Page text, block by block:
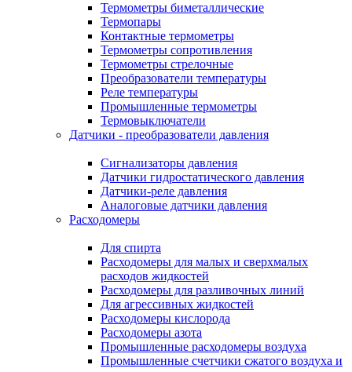
Термометры биметаллические
Термопары
Контактные термометры
Термометры сопротивления
Термометры стрелочные
Преобразователи температуры
Реле температуры
Промышленные термометры
Термовыключатели
Датчики - преобразователи давления
Сигнализаторы давления
Датчики гидростатического давления
Датчики-реле давления
Аналоговые датчики давления
Расходомеры
Для спирта
Расходомеры для малых и сверхмалых
расходов жидкостей
Расходомеры для разливочных линий
Для агрессивных жидкостей
Расходомеры кислорода
Расходомеры азота
Промышленные расходомеры воздуха
Промышленные счетчики сжатого воздуха и